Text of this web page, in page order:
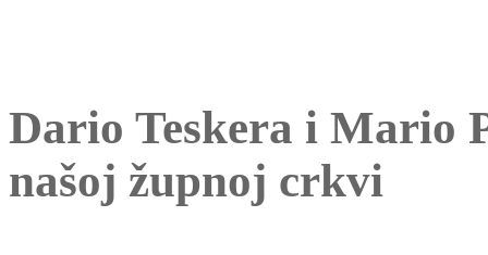
Dario Teskera i Mario
našoj župnoj crkvi